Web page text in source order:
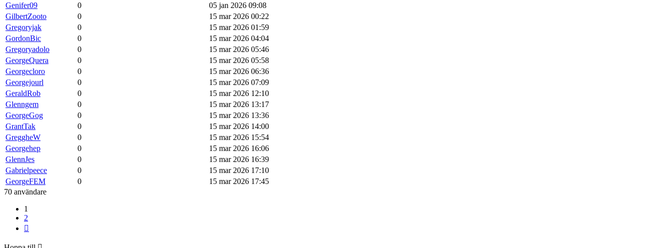
Genifer09
0
05 jan 2026 09:08
GilbertZooto
0
15 mar 2026 00:22
Gregoryjak
0
15 mar 2026 01:59
GordonBic
0
15 mar 2026 04:04
Gregoryadolo
0
15 mar 2026 05:46
GeorgeQuera
0
15 mar 2026 05:58
Georgecloro
0
15 mar 2026 06:36
Georgejourl
0
15 mar 2026 07:09
GeraldRob
0
15 mar 2026 12:10
Glenngem
0
15 mar 2026 13:17
GeorgeGog
0
15 mar 2026 13:36
GrantTak
0
15 mar 2026 14:00
GreggheW
0
15 mar 2026 15:54
Georgehep
0
15 mar 2026 16:06
GlennJes
0
15 mar 2026 16:39
Gabrielpeece
0
15 mar 2026 17:10
GeorgeFEM
0
15 mar 2026 17:45
70 användare
1
2